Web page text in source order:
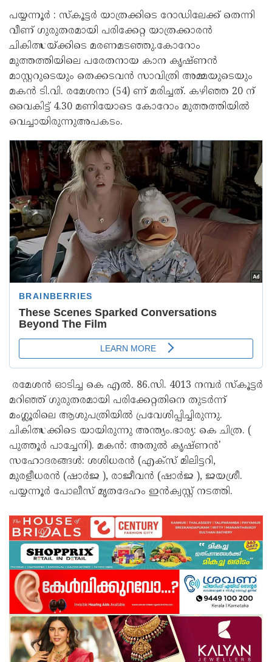
പയ്യന്നൂർ : സ്കൂട്ടർ യാത്രക്കിടെ റോഡിലേക്ക് തെന്നി
വീണ് ഗുരുതരമായി പരിക്കേറ്റ യാത്രക്കാരൻ
ചികിത്സയ്ക്കിടെ മരണമടഞ്ഞു.കോറോം
മുത്തത്തിയിലെ പരേതനായ കാന കൃഷ്ണൻ
മാസ്റ്ററുടെയും തെക്കടവൻ സാവിത്രി അമ്മയുടെയും
മകൻ ടി.വി. രമേശനാ (54) ണ് മരിച്ചത്. കഴിഞ്ഞ 20 ന്
വൈകിട്ട് 4.30 മണിയോടെ കോറോം മുത്തത്തിയിൽ
വെച്ചായിരുന്നുഅപകടം.
രമേശൻ ഓടിച്ച കെ എൽ. 86.സി. 4013 നമ്പർ സ്കൂട്ടർ
മറിഞ്ഞ് ഗുരുതരമായി പരിക്കേറ്റതിനെ തുടർന്ന്
മംഗ്ലൂരിലെ ആശുപത്രിയിൽ പ്രവേശിപ്പിച്ചിരുന്നു.
ചികിത്സക്കിടെ യായിരുന്നു അന്ത്യം.ഭാര്യ: കെ ചിത്ര. (
പുത്തൂർ പാച്ചേനി). മകൻ: അതുൽ കൃഷ്ണൻ'
സഹോദരങ്ങൾ: ശശിധരൻ (എക്സ് മിലിട്ടറി,
മുരളീധരൻ (ഷാർജ ), രാജീവൻ (ഷാർജ ), ജയശ്രീ.
പയ്യന്നൂർ പോലീസ് മൃതദേഹം ഇൻക്വസ്റ്റ് നടത്തി.